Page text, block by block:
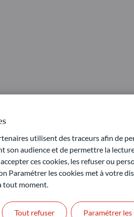
BHF connait un fort
en Allemagne.
de réaliser ses deux premiers
Quilvest Capital Partners dans
Jouenne, bénéficie également de
financière et opérationnelle,
et de projets de transformation
utilisent des traceurs afin de
son audience et de permettre la
ces cookies, les refuser ou
Paramétrer les cookies met à votre
tout moment.
Tout refuser Paramétrer les